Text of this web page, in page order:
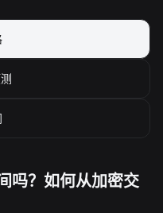
吗？如何从加密交